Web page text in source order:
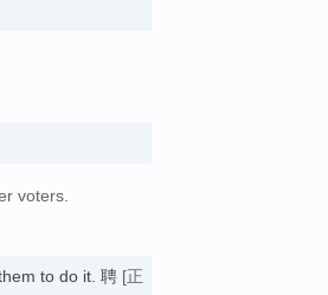
voters.
to do it. 聘 [正